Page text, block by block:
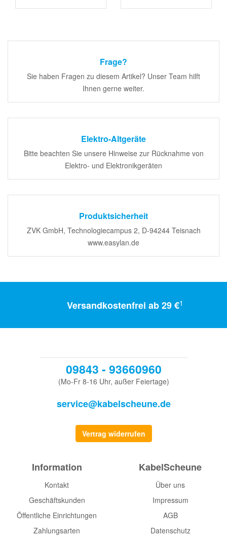
Frage?
Sie haben Fragen zu diesem Artikel? Unser Team hilft
Ihnen gerne weiter.
Elektro-Altgeräte
Bitte beachten Sie unsere Hinweise zur Rücknahme von
Elektro- und Elektronikgeräten
Produktsicherheit
ZVK GmbH, Technologiecampus 2, D-94244 Teisnach
www.easylan.de
Versandkostenfrei ab 29 €1
09843 - 93660960
(Mo-Fr 8-16 Uhr, außer Feiertage)
service@kabelscheune.de
Vertrag widerrufen
Information
Kontakt
Geschäftskunden
Öffentliche Einrichtungen
Zahlungsarten
KabelScheune
Über uns
Impressum
AGB
Datenschutz